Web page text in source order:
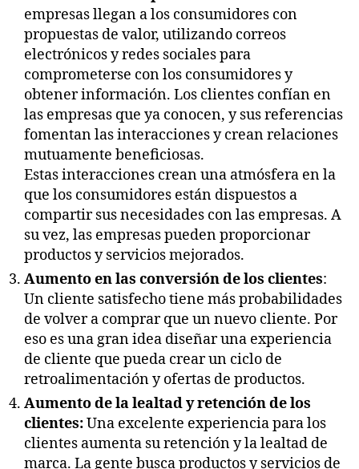
empresas llegan a los consumidores con
propuestas de valor, utilizando correos
electrónicos y redes sociales para
comprometerse con los consumidores y
obtener información. Los clientes confían en
las empresas que ya conocen, y sus referencias
fomentan las interacciones y crean relaciones
mutuamente beneficiosas.
Estas interacciones crean una atmósfera en la
que los consumidores están dispuestos a
compartir sus necesidades con las empresas. A
su vez, las empresas pueden proporcionar
productos y servicios mejorados.
Aumento en las conversión de los clientes:
Un cliente satisfecho tiene más probabilidades
de volver a comprar que un nuevo cliente. Por
eso es una gran idea diseñar una experiencia
de cliente que pueda crear un ciclo de
retroalimentación y ofertas de productos.
Aumento de la lealtad y retención de los
clientes:Una excelente experiencia para los
clientes aumenta su retención y la lealtad de
marca. La gente busca productos y servicios de